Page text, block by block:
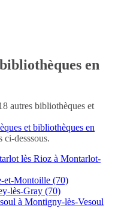
en
autres bibliothèques et
et bibliothèques en
ci-desssous.
lès Rioz à Montarlot-
et-Montoille (70)
lès-Gray (70)
à Montigny-lès-Vesoul